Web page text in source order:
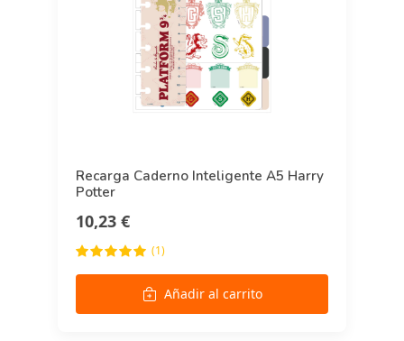
Recarga Caderno Inteligente A5 Harry
Potter
10,23 €
(1)
Añadir al carrito